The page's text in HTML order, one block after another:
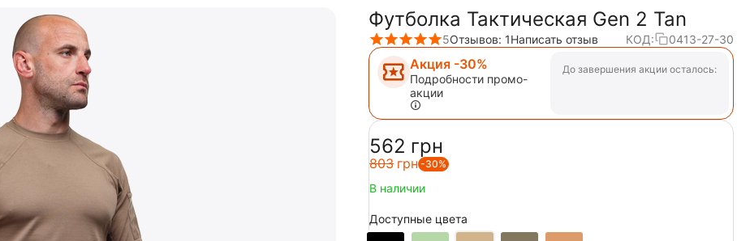
Футболка Тактическая Gen 2 Tan
5Отзывов: 1Написать отзыв КОД: 0413-27-30
Акция -30%
Подробности промо-
акции
До завершения акции осталось:
‍562‍ грн
‍803‍ грн -30%
В наличии
Доступные цвета